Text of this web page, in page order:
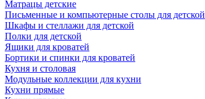
Матрацы детские
Письменные и компьютерные столы для детской
Шкафы и стеллажи для детской
Полки для детской
Ящики для кроватей
Бортики и спинки для кроватей
Кухня и столовая
Модульные коллекции для кухни
Кухни прямые